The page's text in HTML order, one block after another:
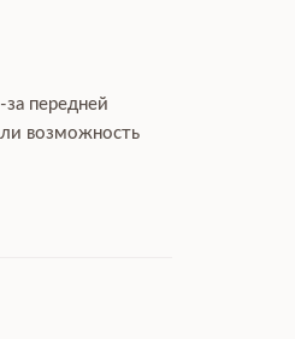
передней
возможность